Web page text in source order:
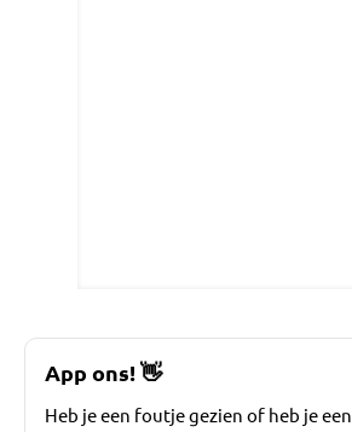
App ons!👋
Heb je een foutje gezien of heb je een